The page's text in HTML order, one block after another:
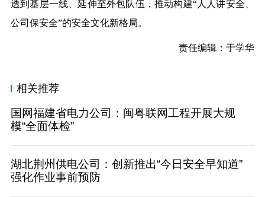
透到基层一线、延伸至外包队伍，推动构建“人人讲安全、
公司保安全”的安全文化新格局。
责任编辑：于学华
相关推荐
国网福建省电力公司：闽粤联网工程开展大规
模“全面体检”
湖北荆州供电公司：创新推出“今日安全早知道”
强化作业事前预防